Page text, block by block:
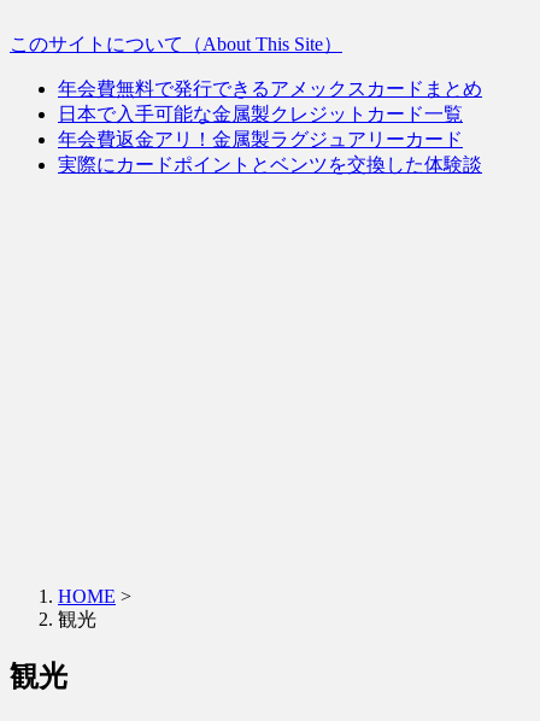
このサイトについて（About This Site）
年会費無料で発行できるアメックスカードまとめ
日本で入手可能な金属製クレジットカード一覧
年会費返金アリ！金属製ラグジュアリーカード
実際にカードポイントとベンツを交換した体験談
HOME >
観光
観光